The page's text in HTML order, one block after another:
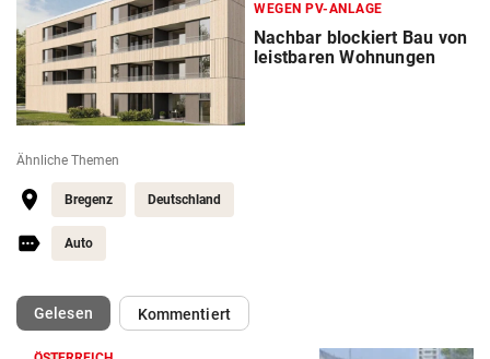
WEGEN PV-ANLAGE
Nachbar blockiert Bau von
leistbaren Wohnungen
Ähnliche Themen
Bregenz Deutschland
Auto
Gelesen(ausgewählt)Kommentiert